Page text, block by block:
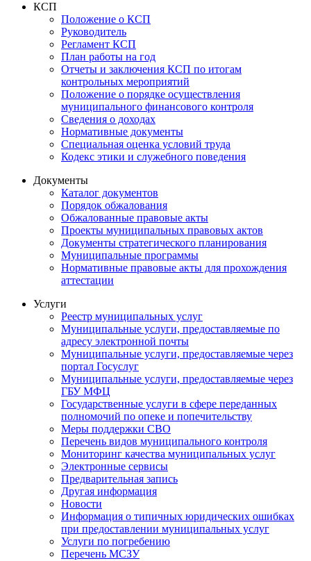
КСП
Положение о КСП
Руководитель
Регламент КСП
План работы на год
Отчеты и заключения КСП по итогам
контрольных мероприятий
Положение о порядке осуществления
муниципального финансового контроля
Сведения о доходах
Нормативные документы
Специальная оценка условий труда
Кодекс этики и служебного поведения
Документы
Каталог документов
Порядок обжалования
Обжалованные правовые акты
Проекты муниципальных правовых актов
Документы стратегического планирования
Муниципальные программы
Нормативные правовые акты для прохождения
аттестации
Услуги
Реестр муниципальных услуг
Муниципальные услуги, предоставляемые по
адресу электронной почты
Муниципальные услуги, предоставляемые через
портал Госуслуг
Муниципальные услуги, предоставляемые через
ГБУ МФЦ
Государственные услуги в сфере переданных
полномочий по опеке и попечительству
Меры поддержки СВО
Перечень видов муниципального контроля
Мониторинг качества муниципальных услуг
Электронные сервисы
Предварительная запись
Другая информация
Новости
Информация о типичных юридических ошибках
при предоставлении муниципальных услуг
Услуги по погребению
Перечень МСЗУ